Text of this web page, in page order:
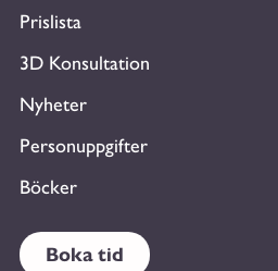
Prislista
3D Konsultation
Nyheter
Personuppgifter
Böcker
Boka tid